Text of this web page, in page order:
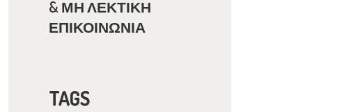
& ΜΗ ΛΕΚΤΙΚΗ
ΕΠΙΚΟΙΝΩΝΙΑ
TAGS